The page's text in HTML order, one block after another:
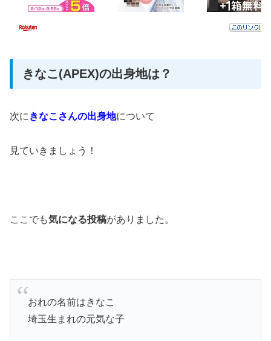
きなこ(APEX)の出身地は？
次に きなこさんの出身地について
見ていきましょう！
ここでも気になる投稿がありました。
おれの名前はきなこ
埼玉生まれの元気な子